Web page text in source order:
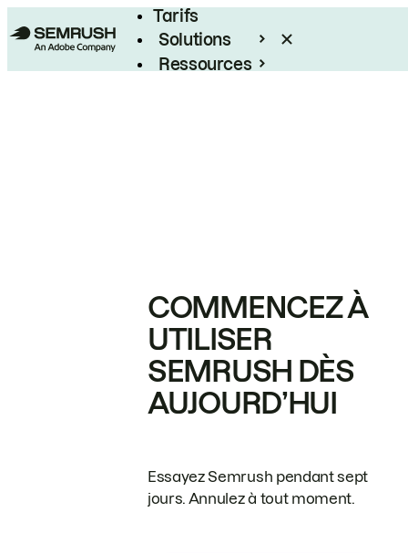
Tarifs
Solutions
Ressources
COMMENCEZ À
UTILISER
SEMRUSH DÈS
AUJOURD’HUI
Essayez Semrush pendant sept
jours. Annulez à tout moment.